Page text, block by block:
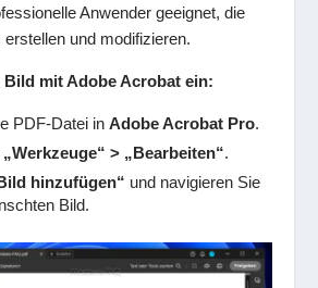
Anwender geeignet, die
und modifizieren.
Bild mit Adobe Acrobat ein:
PDF-Datei inAdobe Acrobat Pro.
„Werkzeuge“ > „Bearbeiten“.
hinzufügen“ und navigieren Sie
Bild.